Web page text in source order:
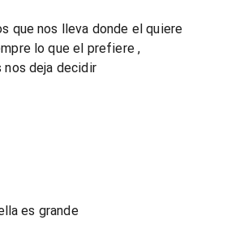
que nos lleva donde el quiere
lo que el prefiere ,
nos deja decidir
es grande